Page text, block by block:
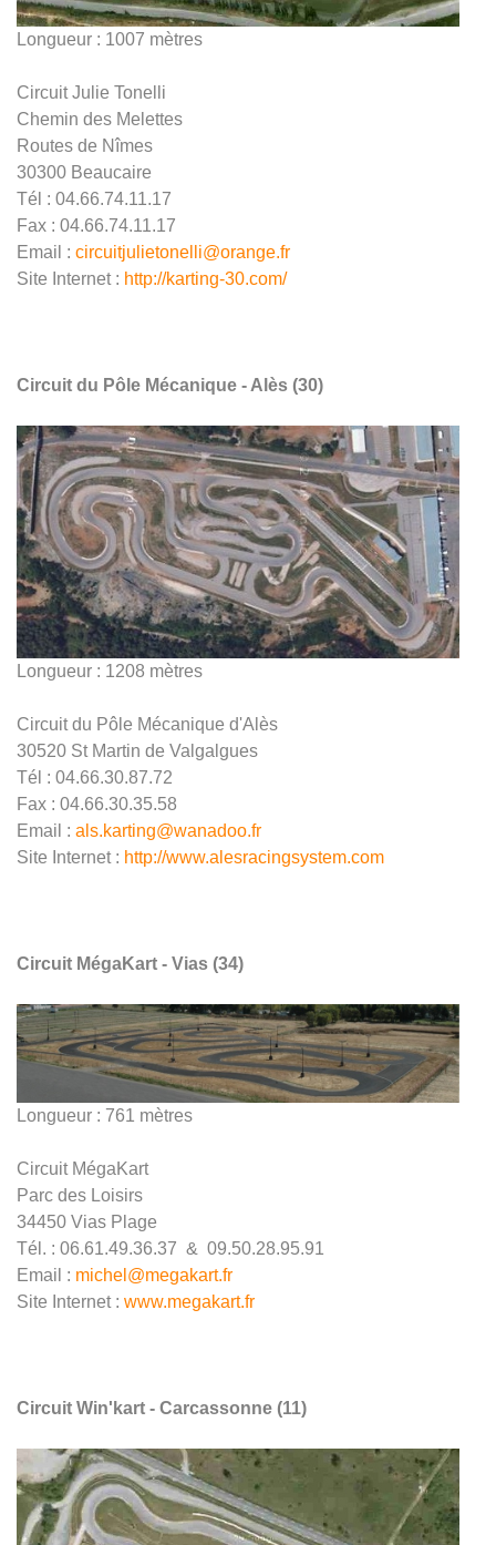
Longueur : 1007 mètres
Circuit Julie Tonelli
Chemin des Melettes
Routes de Nîmes
30300 Beaucaire
Tél : 04.66.74.11.17
Fax : 04.66.74.11.17
Email : circuitjulietonelli@orange.fr
Site Internet : http://karting-30.com/
Circuit du Pôle Mécanique - Alès (30)
Longueur : 1208 mètres
Circuit du Pôle Mécanique d'Alès
30520 St Martin de Valgalgues
Tél : 04.66.30.87.72
Fax : 04.66.30.35.58
Email : als.karting@wanadoo.fr
Site Internet : http://www.alesracingsystem.com
Circuit MégaKart - Vias (34)
Longueur : 761 mètres
Circuit MégaKart
Parc des Loisirs
34450 Vias Plage
Tél. : 06.61.49.36.37 & 09.50.28.95.91
Email : michel@megakart.fr
Site Internet : www.megakart.fr
Circuit Win'kart - Carcassonne (11)